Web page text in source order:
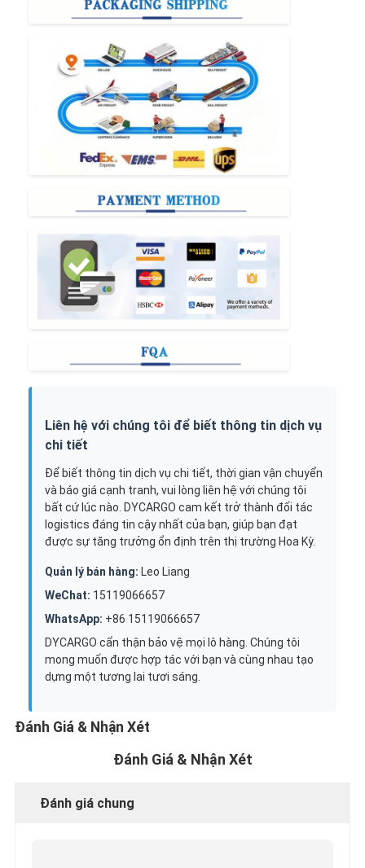
Liên hệ với chúng tôi để biết thông tin dịch vụ
chi tiết
Để biết thông tin dịch vụ chi tiết, thời gian vận chuyển
và báo giá cạnh tranh, vui lòng liên hệ với chúng tôi
bất cứ lúc nào. DYCARGO cam kết trở thành đối tác
logistics đáng tin cậy nhất của bạn, giúp bạn đạt
được sự tăng trưởng ổn định trên thị trường Hoa Kỳ.
Quản lý bán hàng: Leo Liang
WeChat: 15119066657
WhatsApp: +86 15119066657
DYCARGO cẩn thận bảo vệ mọi lô hàng. Chúng tôi
mong muốn được hợp tác với bạn và cùng nhau tạo
dựng một tương lai tươi sáng.
Đánh Giá & Nhận Xét
Đánh Giá & Nhận Xét
Đánh giá chung